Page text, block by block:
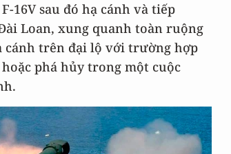
16V sau đó hạ cánh và tiếp
Loan, xung quanh toàn ruộng
cánh trên đại lộ với trường hợp
phá hủy trong một cuộc